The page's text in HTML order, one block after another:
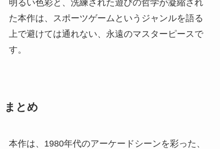
明るい色彩と、洗練された遊びの哲学が凝縮され
た本作は、スポーツゲームというジャンルを語る
上で避けては通れない、永遠のマスターピースで
す。
まとめ
本作は、1980年代のアーケードシーンを彩った、